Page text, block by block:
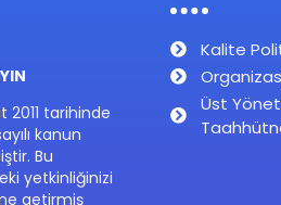
2011 tarihinde
kanun
Bu
yetkinliğinizi
getirmiş
Kalite
Üst